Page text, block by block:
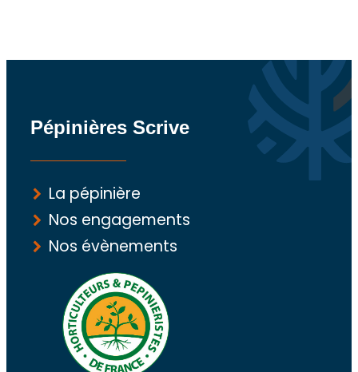
Pépinières Scrive
La pépinière
Nos engagements
Nos évènements